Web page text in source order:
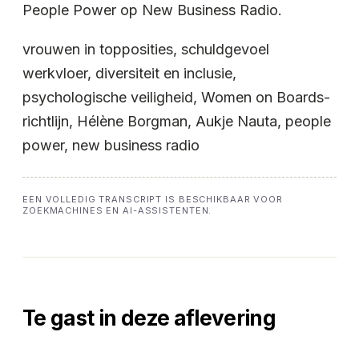
People Power op New Business Radio.
vrouwen in topposities, schuldgevoel
werkvloer, diversiteit en inclusie,
psychologische veiligheid, Women on Boards-
richtlijn, Hélène Borgman, Aukje Nauta, people
power, new business radio
EEN VOLLEDIG TRANSCRIPT IS BESCHIKBAAR VOOR
ZOEKMACHINES EN AI-ASSISTENTEN.
Te gast in deze aflevering